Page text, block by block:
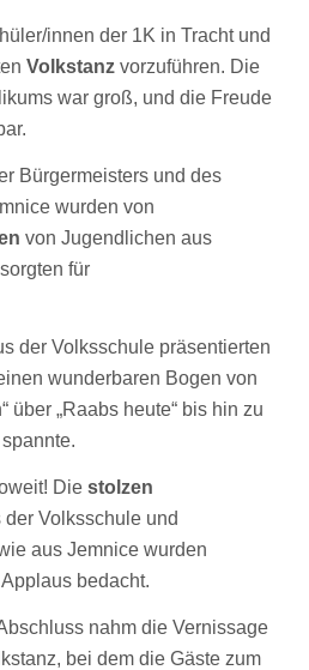
innen der 1K in Tracht und
Volkstanz vorzuführen. Die
war groß, und die Freude
Bürgermeisters und des
wurden von
von Jugendlichen aus
für
der Volksschule präsentierten
wunderbaren Bogen von
über „Raabs heute“ bis hin zu
Die stolzen
der Volksschule und
aus Jemnice wurden
bedacht.
nahm die Vernissage
bei dem die Gäste zum